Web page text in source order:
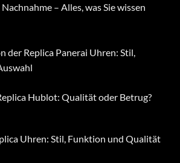
– Alles, was Sie wissen
der Replica Panerai Uhren: Stil,
Hublot: Qualität oder Betrug?
Uhren: Stil, Funktion und Qualität